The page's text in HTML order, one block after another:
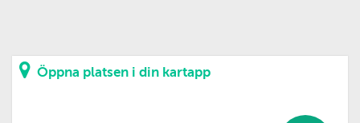
Öppna platsen i din kartapp